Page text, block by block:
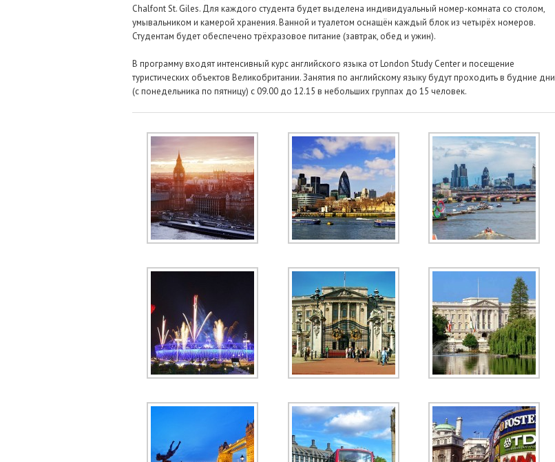
Chalfont St. Giles. Для каждого студента будет выделена индивидуальный номер-комната со столом,
умывальником и камерой хранения. Ванной и туалетом оснащён каждый блок из четырёх номеров.
Студентам будет обеспечено трёхразовое питание (завтрак, обед и ужин).
В программу входят интенсивный курс английского языка от London Study Center и посещение
туристических объектов Великобритании. Занятия по английскому языку будут проходить в будние дни
(с понедельника по пятницу) с 09.00 до 12.15 в небольших группах до 15 человек.